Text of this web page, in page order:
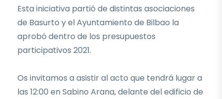
Esta iniciativa partió de distintas asociaciones
de Basurto y el Ayuntamiento de Bilbao la
aprobó dentro de los presupuestos
participativos 2021.
Os invitamos a asistir al acto que tendrá lugar a
las 12:00 en Sabino Arana, delante del edificio de